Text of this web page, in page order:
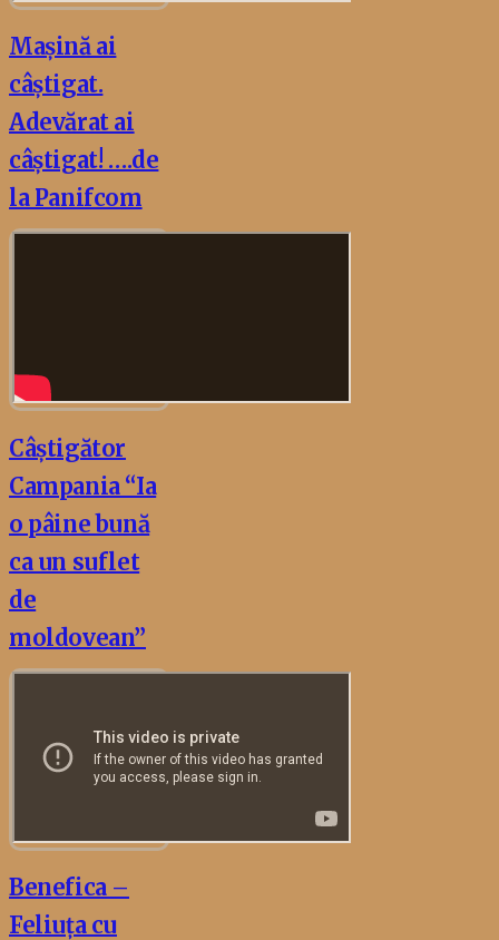
Mașină ai
câștigat.
Adevărat ai
câștigat! ….de
la Panifcom
Câștigător
Campania “Ia
o pâine bună
ca un suflet
de
moldovean”
Benefica –
Feliuța cu